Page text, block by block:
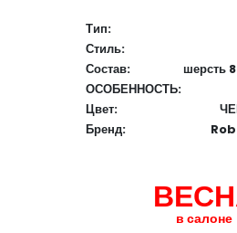
Тип:
Стиль:
Состав:
шерсть
ОСОБЕННОСТЬ:
Цвет:
Бренд:
в салоне